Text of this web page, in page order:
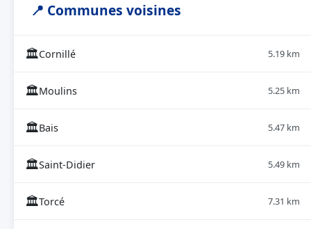
📍 Communes voisines
🏛Cornillé 5.19 km
🏛Moulins 5.25 km
🏛Bais 5.47 km
🏛Saint-Didier 5.49 km
🏛Torcé 7.31 km